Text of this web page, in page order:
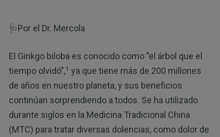
🩺Por el Dr. Mercola
El Ginkgo biloba es conocido como "el árbol que el
tiempo olvidó",1 ya que tiene más de 200 millones
de años en nuestro planeta, y sus beneficios
continúan sorprendiendo a todos. Se ha utilizado
durante siglos en la Medicina Tradicional China
(MTC) para tratar diversas dolencias, como dolor de